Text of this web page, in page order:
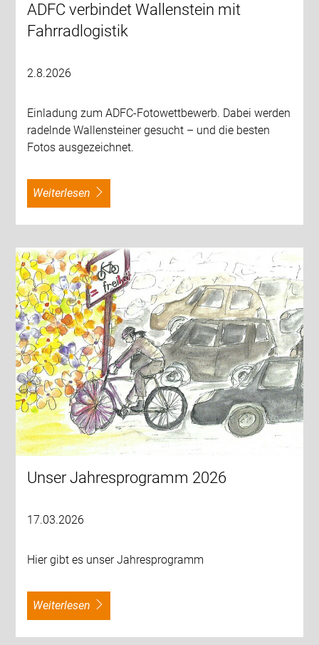
ADFC verbindet Wallenstein mit
Fahrradlogistik
2.8.2026
Einladung zum ADFC-Fotowettbewerb. Dabei werden
radelnde Wallensteiner gesucht – und die besten
Fotos ausgezeichnet.
weiterlesen
Unser Jahresprogramm 2026
17.03.2026
Hier gibt es unser Jahresprogramm
weiterlesen